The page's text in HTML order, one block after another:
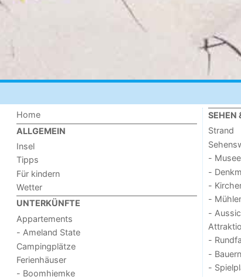
Home
ALLGEMEIN
Insel
Tipps
Für kindern
Wetter
UNTERKÜNFTE
Appartements
- Ameland State
Campingplätze
Ferienhäuser
- Boomhiemke
SEHEN
Strand
-
-
-
-
-
-
-
-